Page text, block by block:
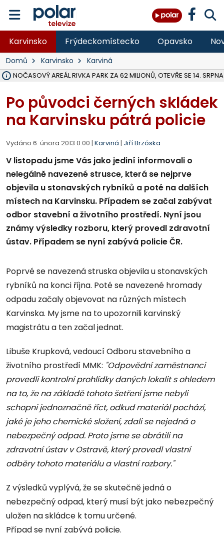
Karvinsko Frýdeckomístecko Opavsko
Domů Karvinsko Karviná
AREÁL RIVKA PARK ZA 62 MILIONŮ, OTEVŘE SE 14. SRPNA
Po původci černých skládek
na Karvinsku pátrá policie
Vydáno 6. února 2013 0:00 | Karviná | Jiří Brzóska
V listopadu jsme Vás jako jediní informovali o
nelegálně navezené strusce, která se nejprve
objevila u stonavských rybníků a poté na dalších
místech na Karvinsku. Případem se začal zabývat
odbor stavební a životního prostředí. Nyní jsou
známy výsledky rozboru, který provedl zdravotní
ústav. Případem se nyní zabývá policie ČR.
Poprvé se navezená struska objevila u stonavských
rybníků na konci října. Poté se navezené hromady
odpadu začaly objevovat na různých místech
Karvinska. My jsme na to upozornili karvinský
magistrátu a ten začal jednat.
Libuše Krupková, vedoucí Odboru stavebního a
životního prostředí MMK: "Odpovědní zaměstnanci
provedli kontrolní prohlídky daných lokalit s ohledem
na to, že na základě tohoto šetření jsme nebyli
schopni jednoznačně říct, odkud materiál pochází,
jaké je jeho chemické složení, zdali se nejedná o
nebezpečný odpad. Proto jsme se obrátili na
zdravotní ústav v Ostravě, který provedl vlastní
odběry tohoto materiálu a vlastní rozbory."
Z výsledků vyplývá, že se skutečně jedná o
nebezpečný odpad, který musí být jako nebezpečný
uložen na skládce k tomu určené.
Případ se nyní zabývá policie.